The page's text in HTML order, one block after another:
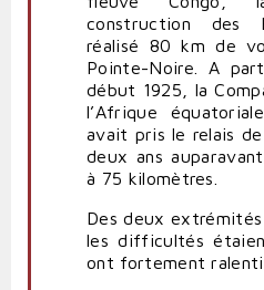
construction des
réalisé 80 km de
Pointe-Noire. A
début 1925, la
l’Afrique
avait pris le relais de
deux ans
à 75 kilomètres.
Des deux
les difficultés
ont fortement ralenti